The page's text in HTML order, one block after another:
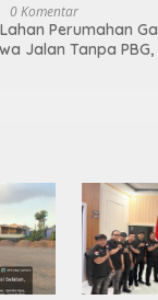
0 Komentar
Perumahan
Jalan Tanpa PBG,